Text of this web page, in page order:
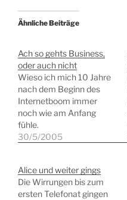
Ähnliche Beiträge
Ach so gehts Business,
oder auch nicht
Wieso ich mich 10 Jahre
nach dem Beginn des
Internetboom immer
noch wie am Anfang
fühle.
30/5/2005
Alice und weiter gings
Die Wirrungen bis zum
ersten Telefonat gingen